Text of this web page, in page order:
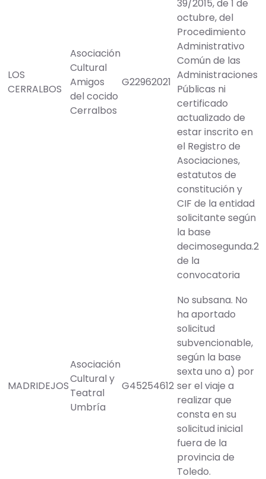
LOS
CERRALBOS
Asociación
Cultural
Amigos
del cocido
Cerralbos
G22962021
39/2015, de 1 de
octubre, del
Procedimiento
Administrativo
Común de las
Administraciones
Públicas ni
certificado
actualizado de
estar inscrito en
el Registro de
Asociaciones,
estatutos de
constitución y
CIF de la entidad
solicitante según
la base
decimosegunda.2
de la
convocatoria
MADRIDEJOS
Asociación
Cultural y
Teatral
Umbría
G45254612
No subsana. No
ha aportado
solicitud
subvencionable,
según la base
sexta uno a) por
ser el viaje a
realizar que
consta en su
solicitud inicial
fuera de la
provincia de
Toledo.